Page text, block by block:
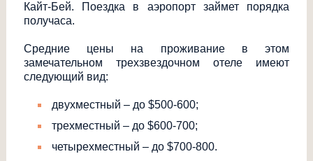
Кайт-Бей. Поездка в аэропорт займет порядка
получаса.
Средние цены на проживание в этом
замечательном трехзвездочном отеле имеют
следующий вид:
двухместный – до $500-600;
трехместный – до $600-700;
четырехместный – до $700-800.